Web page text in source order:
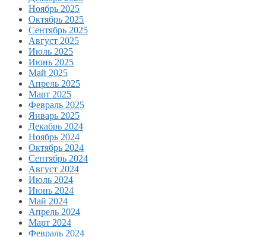
Ноябрь 2025
Октябрь 2025
Сентябрь 2025
Август 2025
Июль 2025
Июнь 2025
Май 2025
Апрель 2025
Март 2025
Февраль 2025
Январь 2025
Декабрь 2024
Ноябрь 2024
Октябрь 2024
Сентябрь 2024
Август 2024
Июль 2024
Июнь 2024
Май 2024
Апрель 2024
Март 2024
Февраль 2024